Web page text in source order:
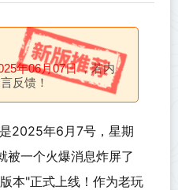
年06月07日，若内
反馈！
2025年6月7号，星期
被一个火爆消息炸屏了
本"正式上线！作为老玩